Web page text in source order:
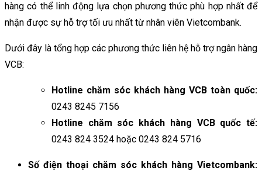
hàng có thể linh động lựa chọn phương thức phù hợp nhất để
nhận được sự hỗ trợ tối ưu nhất từ nhân viên Vietcombank.
Dưới đây là tổng hợp các phương thức liên hệ hỗ trợ ngân hàng
VCB:
Hotline chăm sóc khách hàng VCB toàn quốc:
0243 8245 7156
Hotline chăm sóc khách hàng VCB quốc tế:
0243 824 3524 hoặc 0243 824 5716
Số điện thoại chăm sóc khách hàng Vietcombank: